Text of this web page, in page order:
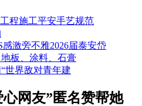
程施工平安手艺规范
激旁不雅2026届泰安岱
板、涂料、石膏
世界敌对青年建
网友”匿名赞帮她